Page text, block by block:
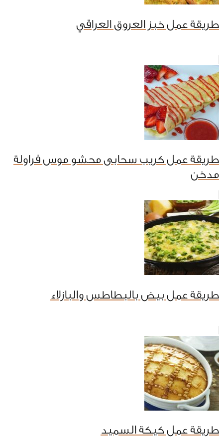
طريقة عمل خبز العروق العراقي
طريقة عمل كريب سحابى محشو موس فراولة
مدخن
طريقة عمل بيض بالبطاطس والبازلاء
طريقة عمل كيكة السميد